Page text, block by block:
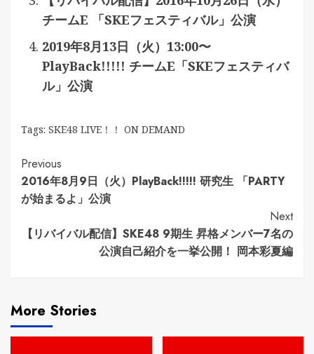
チームE 「SKEフェスティバル」公演
2019年8月13日（火）13:00〜
PlayBack!!!!! チームE「SKEフェスティバ
ル」公演
Tags: SKE48 LIVE！！ ON DEMAND
Continue
Reading
Previous
2016年8月9日（火）PlayBack!!!!! 研究生 「PARTY
が始まるよ」公演
Next
【リバイバル配信】SKE48 9期生 昇格メンバー7名の
公演自己紹介を一挙公開！ 岡本彩夏編
More Stories